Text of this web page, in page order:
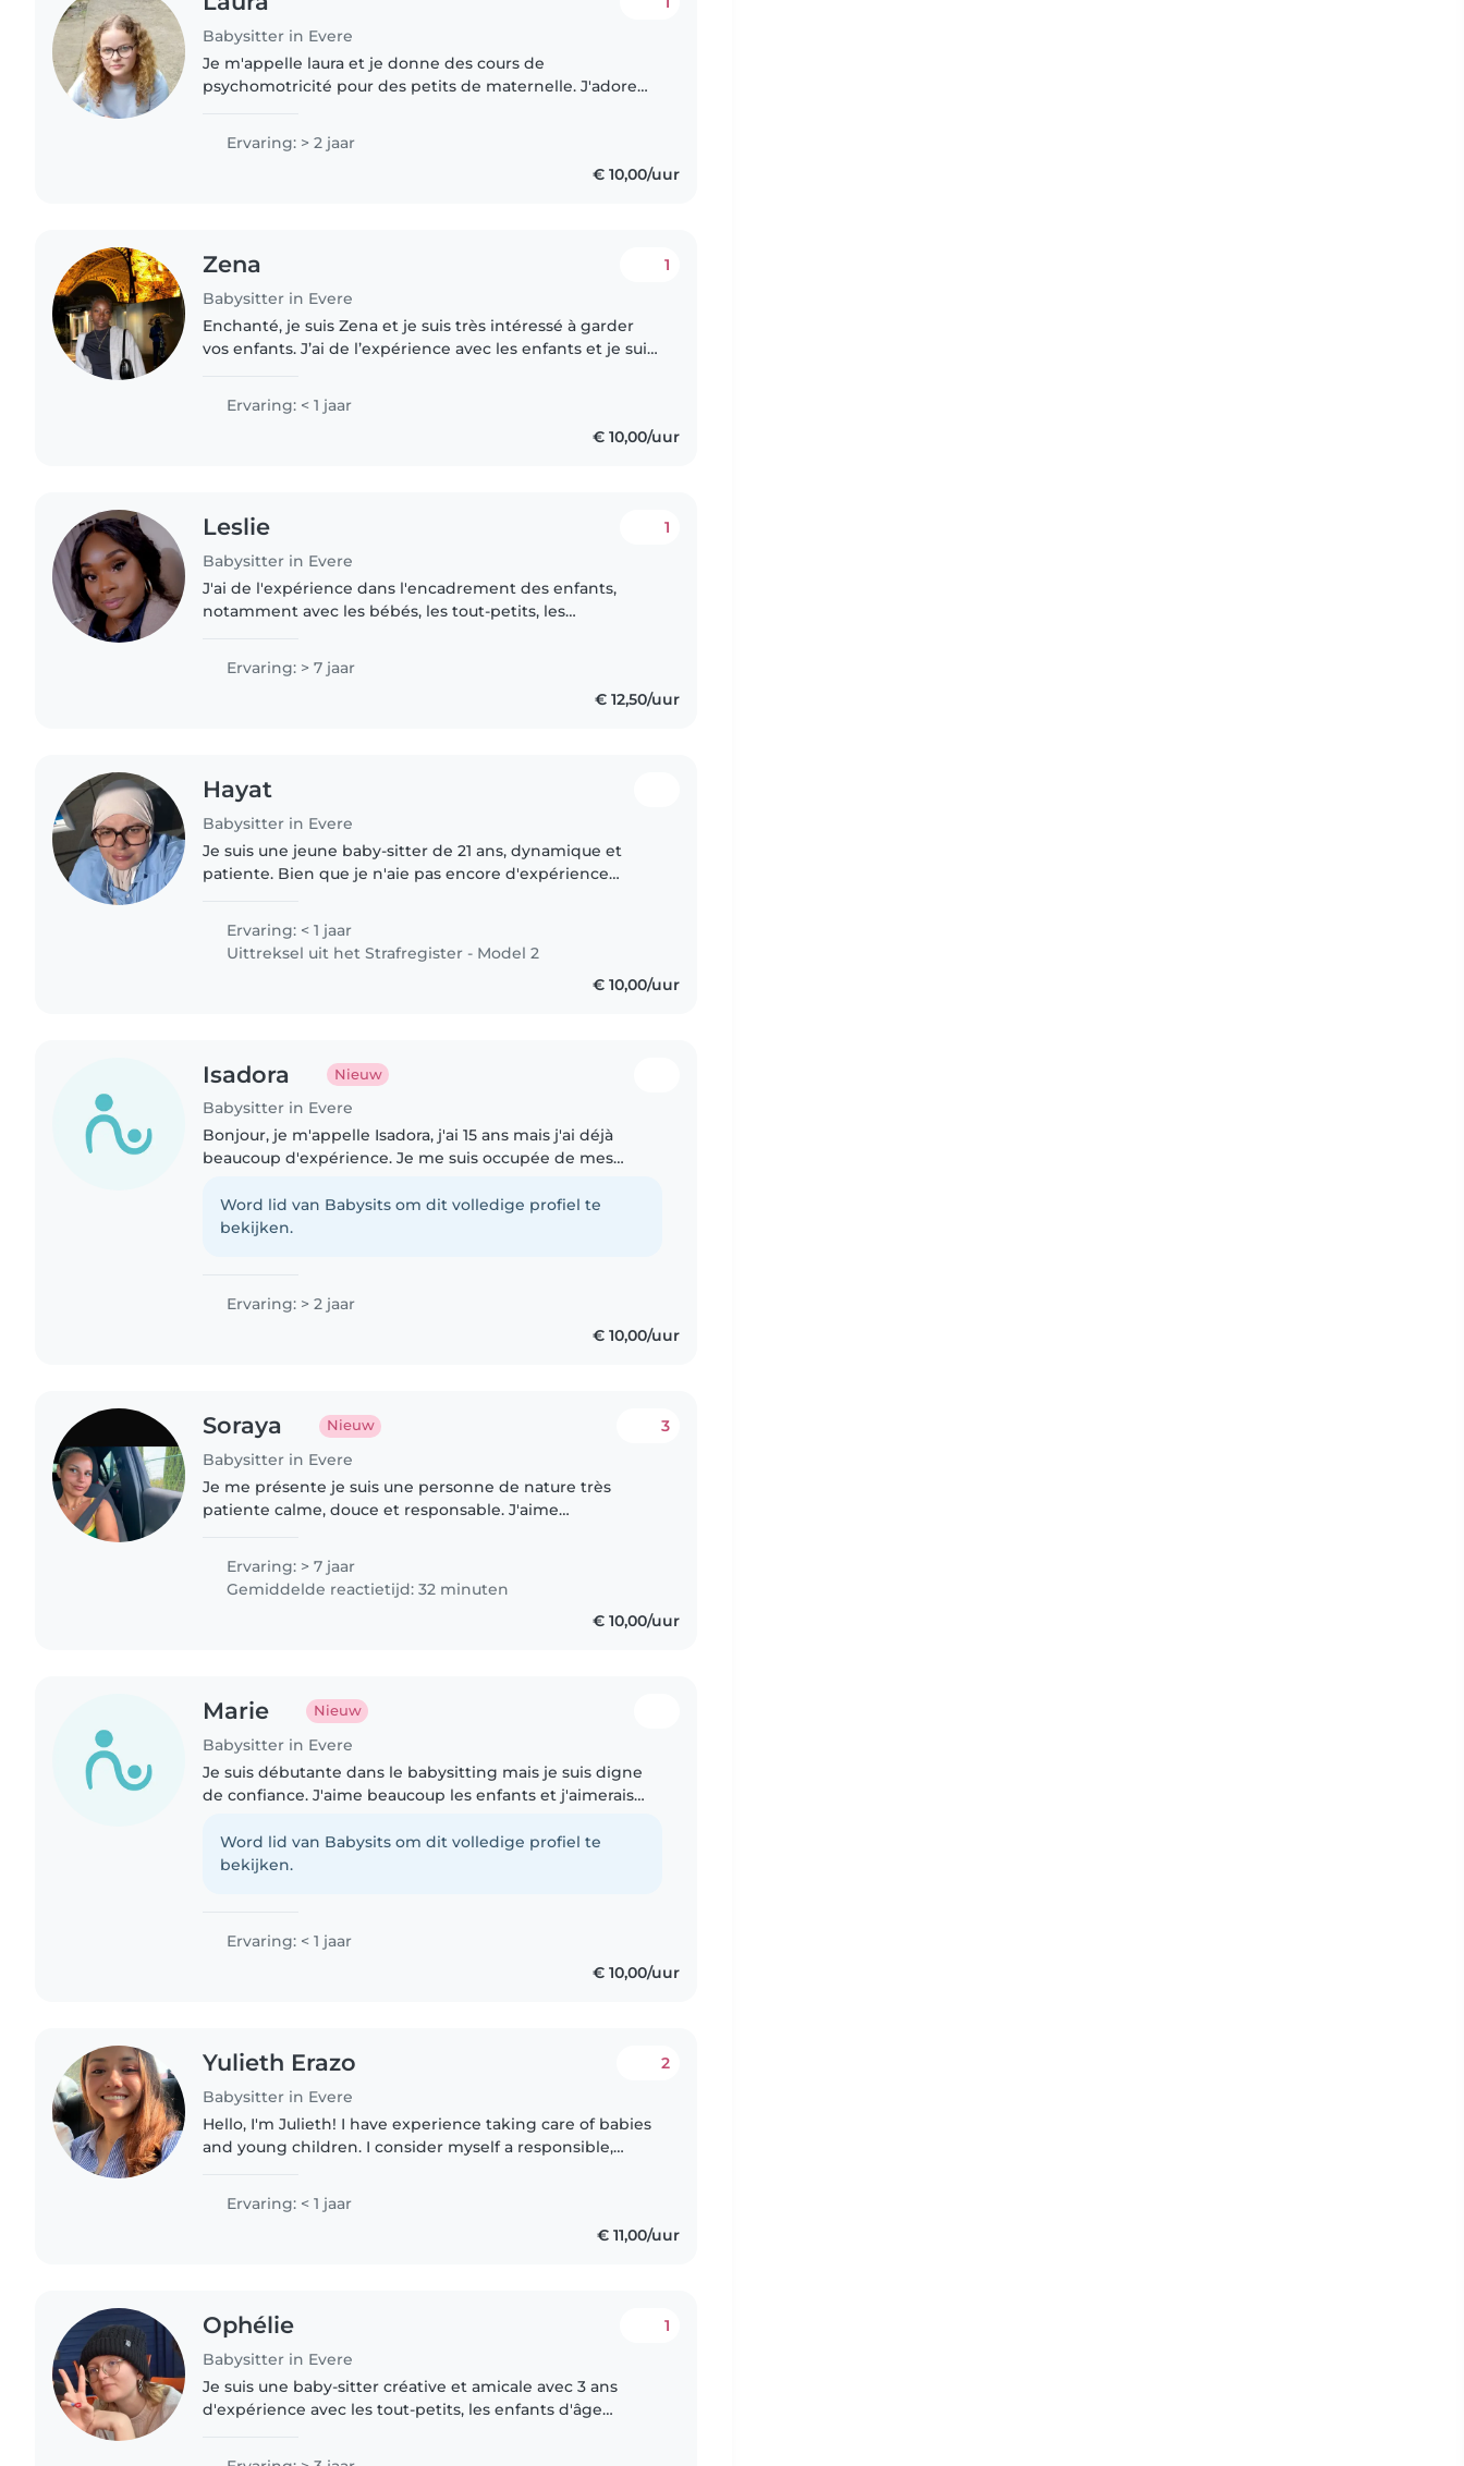
Babysitter in Evere
Je m'appelle laura et je donne des cours de
psychomotricité pour des petits de maternelle. J'adore
baby-sitter pour garder..
Ervaring: > 2 jaar
€ 10,00/uur
Zena
Babysitter in Evere
1
Enchanté, je suis Zena et je suis très intéressé à garder
vos enfants. J’ai de l’expérience avec les enfants et je suis
Ervaring: < 1 jaar
€ 10,00/uur
Leslie
Babysitter in Evere
1
J'ai de l'expérience dans l'encadrement des enfants,
notamment avec les bébés, les tout-petits, les
responsable, patiente et attentive...
Ervaring: > 7 jaar
€ 12,50/uur
Hayat
Babysitter in Evere
Je suis une jeune baby-sitter de 21 ans, dynamique et
patiente. Bien que je n'aie pas encore d'expérience
Ervaring: < 1 jaar
Uittreksel uit het Strafregister - Model 2
€ 10,00/uur
Isadora Nieuw
Babysitter in Evere
Bonjour, je m'appelle Isadora, j'ai 15 ans mais j'ai déjà
beaucoup d'expérience. Je me suis occupée de mes
m'occuper des enfants,..
Word lid van Babysits om dit volledige profiel te
bekijken.
Ervaring: > 2 jaar
€ 10,00/uur
Soraya Nieuw
Babysitter in Evere
3
Je me présente je suis une personne de nature très
patiente calme, douce et responsable. J'aime
dans la garde d'enfants. Je m'investis..
Ervaring: > 7 jaar
Gemiddelde reactietijd: 32 minuten
€ 10,00/uur
Marie Nieuw
Babysitter in Evere
Je suis débutante dans le babysitting mais je suis digne
de confiance. J'aime beaucoup les enfants et j'aimerais
m'aider plus tard..
Word lid van Babysits om dit volledige profiel te
bekijken.
Ervaring: < 1 jaar
€ 10,00/uur
Yulieth Erazo
Babysitter in Evere
2
Hello, I'm Julieth! I have experience taking care of babies
and young children. I consider myself a responsible,
and nurturing..
Ervaring: < 1 jaar
€ 11,00/uur
Ophélie
Babysitter in Evere
1
Je suis une baby-sitter créative et amicale avec 3 ans
d'expérience avec les tout-petits, les enfants d'âge